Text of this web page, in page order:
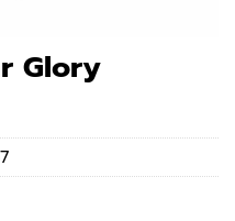
Glory